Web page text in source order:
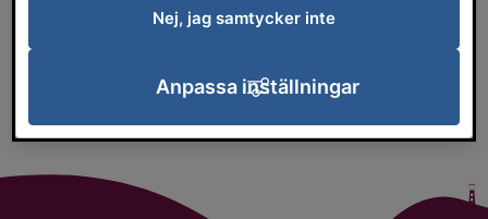
Nej, jag samtycker inte
Anpassa inställningar